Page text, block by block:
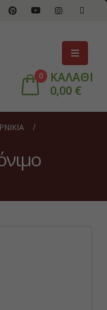
0
ΚΑΛΑΘΙ
0,00 €